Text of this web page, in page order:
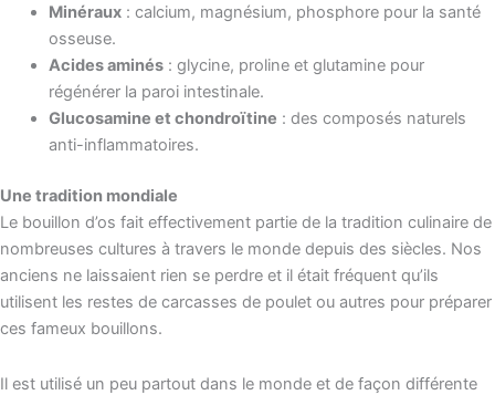
Minéraux: calcium, magnésium, phosphore pour la santé
osseuse.
Acides aminés: glycine, proline et glutamine pour
régénérer la paroi intestinale.
Glucosamine et chondroïtine : des composés naturels
anti-inflammatoires.
Une tradition mondiale
Le bouillon d’os fait effectivement partie de la tradition culinaire de
nombreuses cultures à travers le monde depuis des siècles. Nos
anciens ne laissaient rien se perdre et il était fréquent qu’ils
utilisent les restes de carcasses de poulet ou autres pour préparer
ces fameux bouillons.
Il est utilisé un peu partout dans le monde et de façon différente